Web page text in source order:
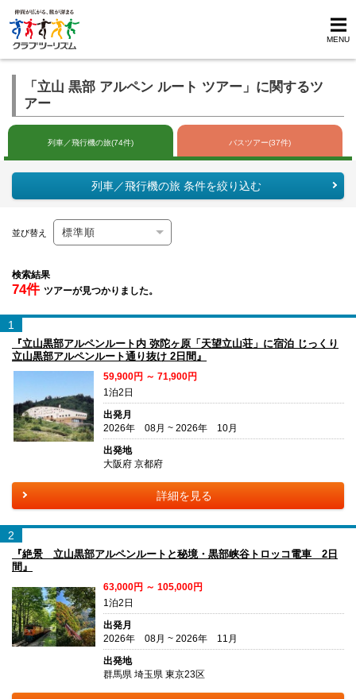
MENU
「立山 黒部 アルペン ルート ツアー」に関するツ
アー
列車／飛行機の旅(74件) バスツアー(37件)
列車／飛行機の旅 条件を絞り込む
並び替え
検索結果
74件 ツアーが見つかりました。
1
『立山黒部アルペンルート内 弥陀ヶ原「天望立山荘」に宿泊 じっくり
立山黒部アルペンルート通り抜け 2日間』
59,900円 ～ 71,900円
1泊2日
出発月
2026年 08月 ~ 2026年 10月
出発地
大阪府 京都府
詳細を見る
2
『絶景 立山黒部アルペンルートと秘境・黒部峡谷トロッコ電車 2日
間』
63,000円 ～ 105,000円
1泊2日
出発月
2026年 08月 ~ 2026年 11月
出発地
群馬県 埼玉県 東京23区